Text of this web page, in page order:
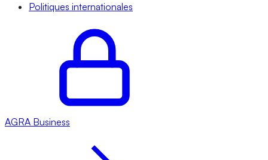
Politiques internationales
AGRA Business